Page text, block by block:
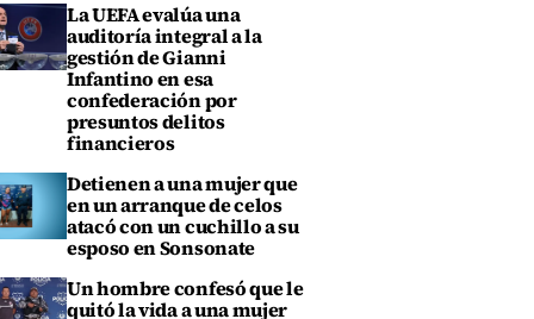
La UEFA evalúa una
auditoría integral a la
gestión de Gianni
Infantino en esa
confederación por
presuntos delitos
financieros
Detienen a una mujer que
en un arranque de celos
atacó con un cuchillo a su
esposo en Sonsonate
Un hombre confesó que le
quitó la vida a una mujer